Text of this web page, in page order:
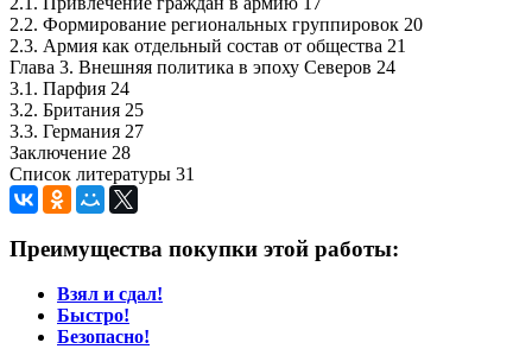
2.2. Формирование региональных группировок 20
2.3. Армия как отдельный состав от общества 21
Глава 3. Внешняя политика в эпоху Северов 24
3.1. Парфия 24
3.2. Британия 25
3.3. Германия 27
Заключение 28
Список литературы 31
Преимущества покупки этой работы:
Взял и сдал!
Быстро!
Безопасно!